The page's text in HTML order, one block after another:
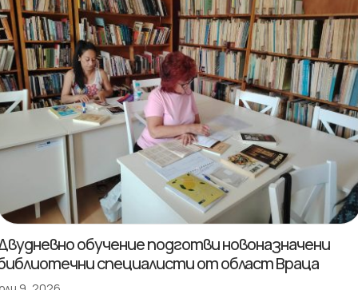
обучение подготви новоназначени
специалисти от област Враца